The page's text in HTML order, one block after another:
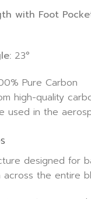
with Foot
23°
Pure Carbon
high-quality
used in the
designed for
across the entire